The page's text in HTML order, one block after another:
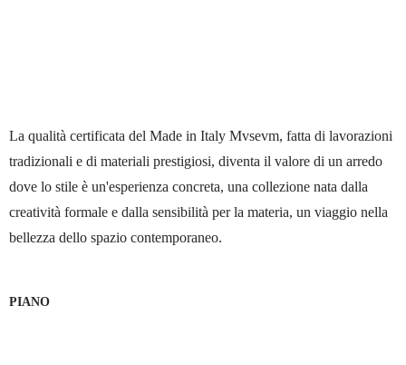
La qualità certificata del Made in Italy Mvsevm, fatta di lavorazioni
tradizionali e di materiali prestigiosi, diventa il valore di un arredo
dove lo stile è un'esperienza concreta, una collezione nata dalla
creatività formale e dalla sensibilità per la materia, un viaggio nella
bellezza dello spazio contemporaneo.
PIANO